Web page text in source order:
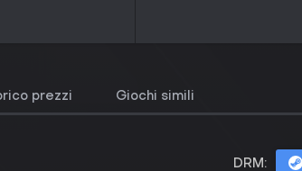
prezzi Giochi simili
DRM: